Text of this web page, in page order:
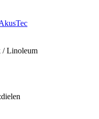
/ Linoleum